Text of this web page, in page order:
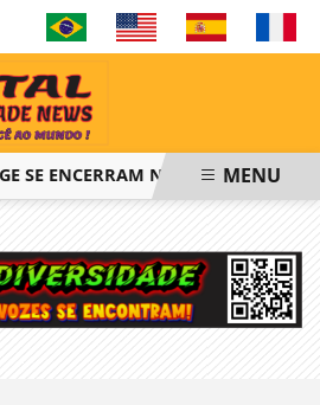
SE ENCERRAM NESTA QUINTA-
MENU